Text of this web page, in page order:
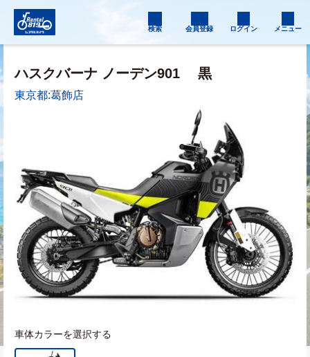
検索 会員登録 ログイン メニュー
ハスクバーナ ノーデン901 黒
東京都:葛飾店
車体カラーを選択する